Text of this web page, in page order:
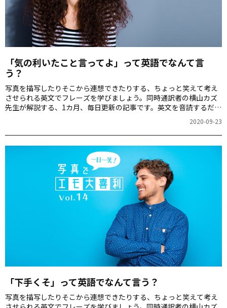
「気の利いたこと言ってよ」って英語でなんて言
う？
写真を描写したりそこから連想できたりする、ちょっと笑えて考え
させられる英文でフレーズを学びましょう。同時通訳者の横山カズ
先生が解説する、1カ月、毎日更新の記事です。英文を音読するだけ
2020-09-23
「下手くそ」って英語でなんて言う？
写真を描写したりそこから連想できたりする、ちょっと笑えて考え